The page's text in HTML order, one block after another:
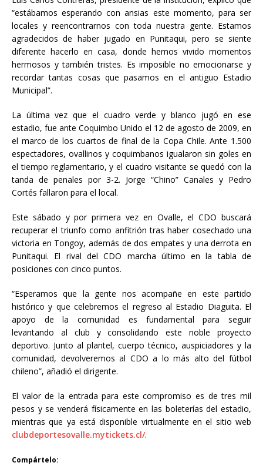
“estábamos esperando con ansias este momento, para ser
locales y reencontrarnos con toda nuestra gente. Estamos
agradecidos de haber jugado en Punitaqui, pero se siente
diferente hacerlo en casa, donde hemos vivido momentos
hermosos y también tristes. Es imposible no emocionarse y
recordar tantas cosas que pasamos en el antiguo Estadio
Municipal”.
La última vez que el cuadro verde y blanco jugó en ese
estadio, fue ante Coquimbo Unido el 12 de agosto de 2009, en
el marco de los cuartos de final de la Copa Chile. Ante 1.500
espectadores, ovallinos y coquimbanos igualaron sin goles en
el tiempo reglamentario, y el cuadro visitante se quedó con la
tanda de penales por 3-2. Jorge “Chino” Canales y Pedro
Cortés fallaron para el local.
Este sábado y por primera vez en Ovalle, el CDO buscará
recuperar el triunfo como anfitrión tras haber cosechado una
victoria en Tongoy, además de dos empates y una derrota en
Punitaqui. El rival del CDO marcha último en la tabla de
posiciones con cinco puntos.
“Esperamos que la gente nos acompañe en este partido
histórico y que celebremos el regreso al Estadio Diaguita. El
apoyo de la comunidad es fundamental para seguir
levantando al club y consolidando este noble proyecto
deportivo. Junto al plantel, cuerpo técnico, auspiciadores y la
comunidad, devolveremos al CDO a lo más alto del fútbol
chileno”, añadió el dirigente.
El valor de la entrada para este compromiso es de tres mil
pesos y se venderá físicamente en las boleterías del estadio,
mientras que ya está disponible virtualmente en el sitio web
clubdeportesovalle.mytickets.cl/.
Compártelo: